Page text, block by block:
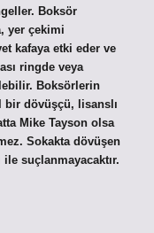
Boksör
yer çekimi
kafaya etki eder ve
ringde veya
Boksörlerin
bir dövüşçü, lisanslı
Mike Tayson olsa
Sokakta dövüşen
suçlanmayacaktır.